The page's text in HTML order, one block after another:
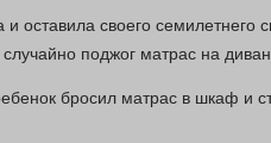
оставила своего семилетнего
поджог матрас на
бросил матрас в шкаф и